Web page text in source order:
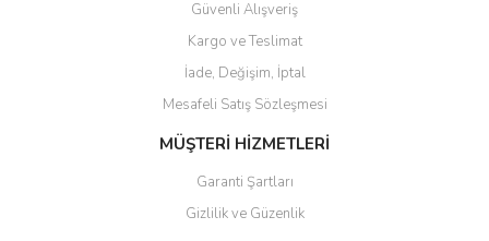
Güvenli Alışveriş
Kargo ve Teslimat
İade, Değişim, İptal
Mesafeli Satış Sözleşmesi
MÜŞTERİ HİZMETLERİ
Garanti Şartları
Gizlilik ve Güzenlik